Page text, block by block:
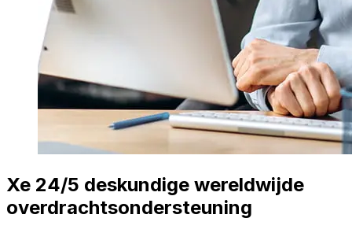
Xe 24/5 deskundige wereldwijde
overdrachtsondersteuning